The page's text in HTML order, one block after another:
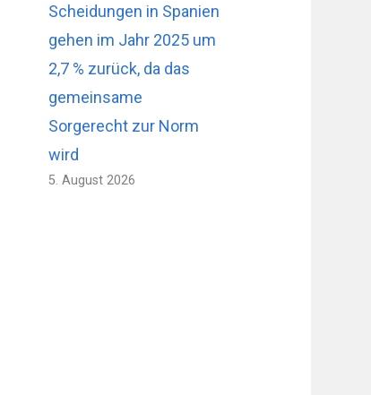
Scheidungen in Spanien
gehen im Jahr 2025 um
2,7 % zurück, da das
gemeinsame
Sorgerecht zur Norm
wird
5. August 2026